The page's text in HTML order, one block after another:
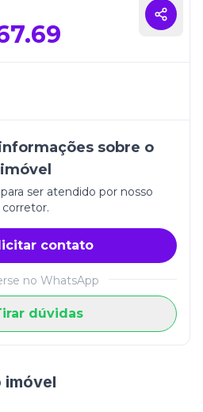
interno, o imóvel
garantindo
pela estrutura
padrão de acabamento,
sobre o
imóvel
ser atendido por nosso
corretor.
contato
no WhatsApp
dúvidas
imóvel